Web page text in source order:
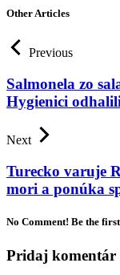
Other Articles
Previous
Salmonela zo
Hygienici
Next
Turecko varuje
mori a ponúka
No Comment! Be the
Pridaj komentár